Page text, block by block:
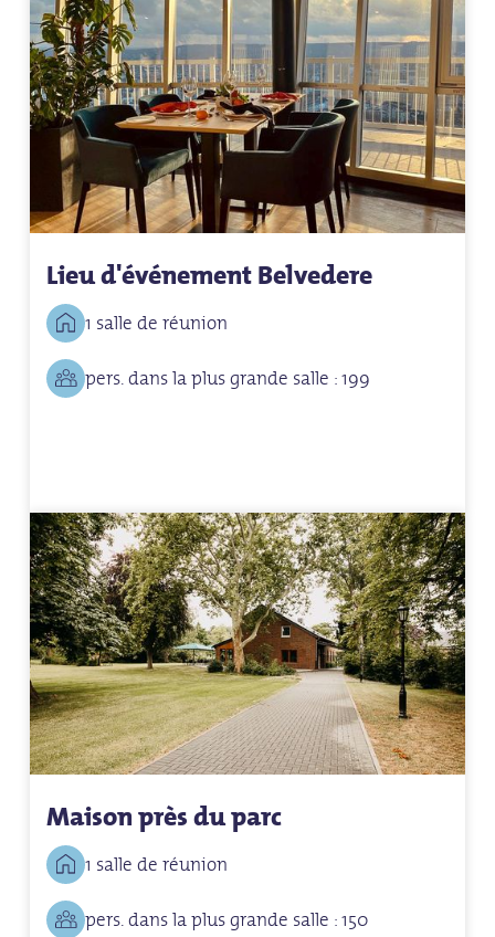
Lieu d'événement Belvedere
1 salle de réunion
pers. dans la plus grande salle : 199
Maison près du parc
1 salle de réunion
pers. dans la plus grande salle : 150